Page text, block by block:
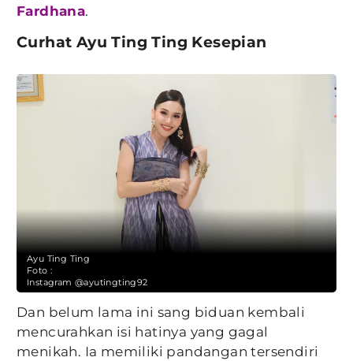
Fardhana.
Curhat Ayu Ting Ting Kesepian
Ayu Ting Ting
Foto :
Instagram @ayutingting92
Dan belum lama ini sang biduan kembali
mencurahkan isi hatinya yang gagal
menikah. Ia memiliki pandangan tersendiri